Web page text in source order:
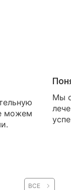
можем
Мы
ВСЕ